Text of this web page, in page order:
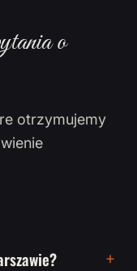
o
otrzymujemy